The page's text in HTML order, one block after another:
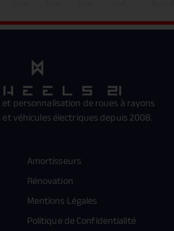
personnalisation de roues à rayons
véhicules électriques depuis 2008.
Amortisseurs
Rénovation
Mentions Légales
Politique de Confidentialité